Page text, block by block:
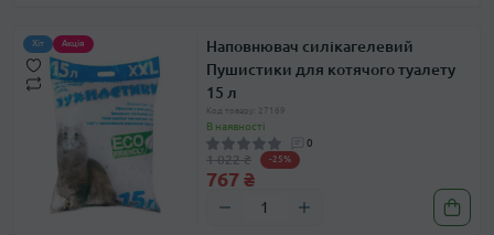
Хіт Акція
Наповнювач силікагелевий
Пушистики для котячого туалету
15 л
Код товару: 27169
В наявності
0
1 022 ₴ -25%
767 ₴